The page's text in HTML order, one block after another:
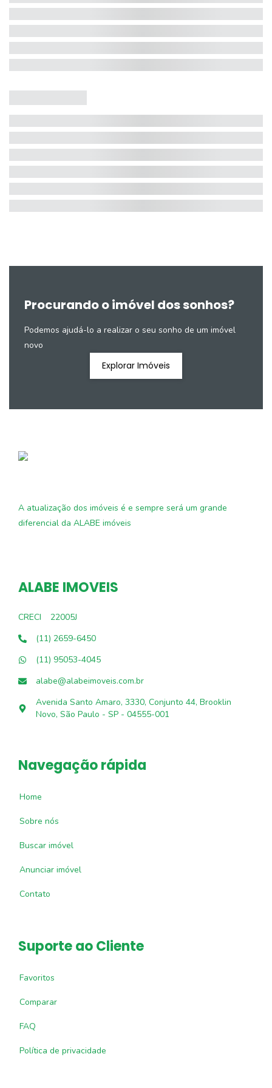
Procurando o imóvel dos sonhos?
Podemos ajudá-lo a realizar o seu sonho de um imóvel
novo
Explorar Imóveis
A atualização dos imóveis é e sempre será um grande
diferencial da ALABE imóveis
ALABE IMOVEIS
CRECI
22005J
(11) 2659-6450
(11) 95053-4045
alabe@alabeimoveis.com.br
Avenida Santo Amaro, 3330, Conjunto 44, Brooklin
Novo, São Paulo - SP - 04555-001
Navegação rápida
Home
Sobre nós
Buscar imóvel
Anunciar imóvel
Contato
Suporte ao Cliente
Favoritos
Comparar
FAQ
Política de privacidade